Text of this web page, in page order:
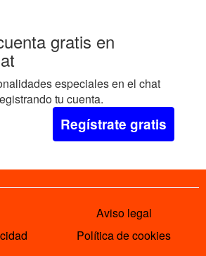
gratis en
especiales en el chat
tu cuenta.
Regístrate gratis
Aviso legal
Política de cookies